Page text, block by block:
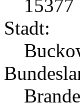
15377
Stadt: